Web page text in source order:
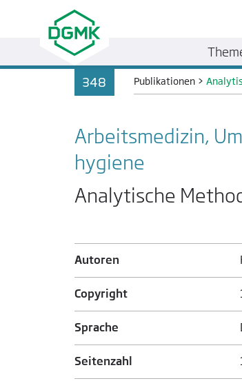
348 Publikationen >
Arbeitsmedizin,
hygiene
Analytische
Autoren
Copyright
Sprache
Seitenzahl